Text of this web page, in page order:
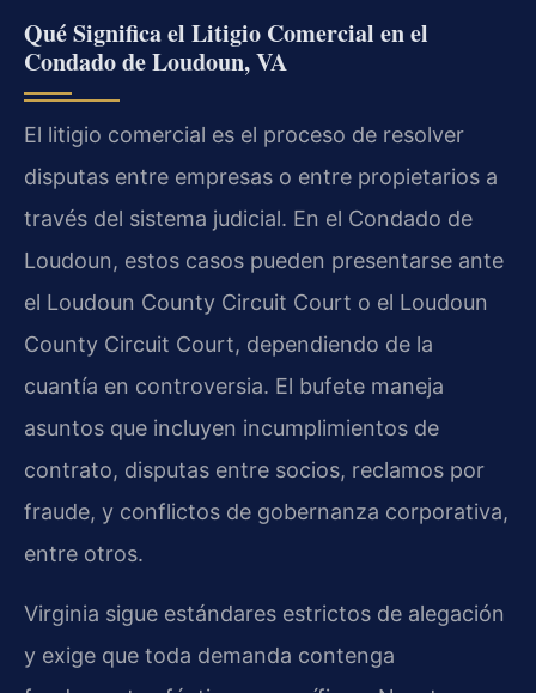
Qué Significa el Litigio Comercial en el
Condado de Loudoun, VA
El litigio comercial es el proceso de resolver
disputas entre empresas o entre propietarios a
través del sistema judicial. En el Condado de
Loudoun, estos casos pueden presentarse ante
el Loudoun County Circuit Court o el Loudoun
County Circuit Court, dependiendo de la
cuantía en controversia. El bufete maneja
asuntos que incluyen incumplimientos de
contrato, disputas entre socios, reclamos por
fraude, y conflictos de gobernanza corporativa,
entre otros.
Virginia sigue estándares estrictos de alegación
y exige que toda demanda contenga